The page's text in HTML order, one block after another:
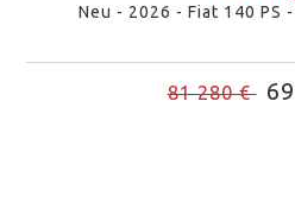
Neu - 2026 - Fiat 140 PS
81 280 €